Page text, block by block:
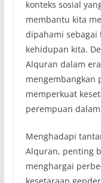
konteks sosial
membantu kita
dipahami sebagai
kehidupan kita.
Alquran dalam
mengembangkan
memperkuat
perempuan
Menghadapi
Alquran, penting
menghargai